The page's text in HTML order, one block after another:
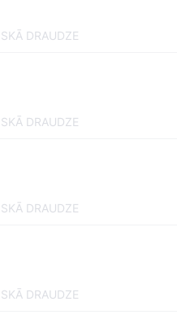
DRAUDZE
DRAUDZE
DRAUDZE
DRAUDZE